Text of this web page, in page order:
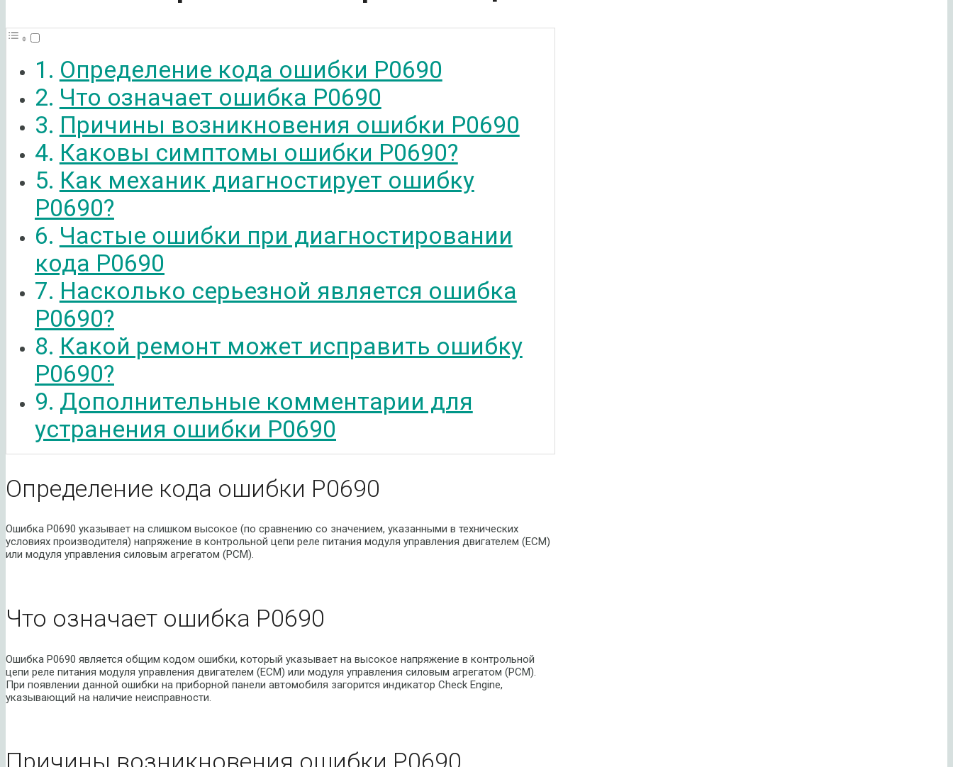
Определение кода ошибки P0690
Что означает ошибка P0690
Причины возникновения ошибки P0690
Каковы симптомы ошибки P0690?
Как механик диагностирует ошибку
P0690?
Частые ошибки при диагностировании
кода P0690
Насколько серьезной является ошибка
P0690?
Какой ремонт может исправить ошибку
P0690?
Дополнительные комментарии для
устранения ошибки P0690
Определение кода ошибки P0690
Ошибка P0690 указывает на слишком высокое (по сравнению со значением, указанными в технических
условиях производителя) напряжение в контрольной цепи реле питания модуля управления двигателем (ECM)
или модуля управления силовым агрегатом (PCM).
Что означает ошибка P0690
Ошибка P0690 является общим кодом ошибки, который указывает на высокое напряжение в контрольной
цепи реле питания модуля управления двигателем (ECM) или модуля управления силовым агрегатом (PCM).
При появлении данной ошибки на приборной панели автомобиля загорится индикатор Check Engine,
указывающий на наличие неисправности.
Причины возникновения ошибки P0690